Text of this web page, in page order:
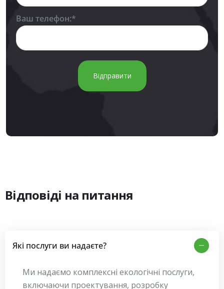
Ваш телефон:*
Відповіді на питання
Які послуги ви надаєте?
Ми надаємо комплексні екологічні послуги,
включаючи проектування, розробку